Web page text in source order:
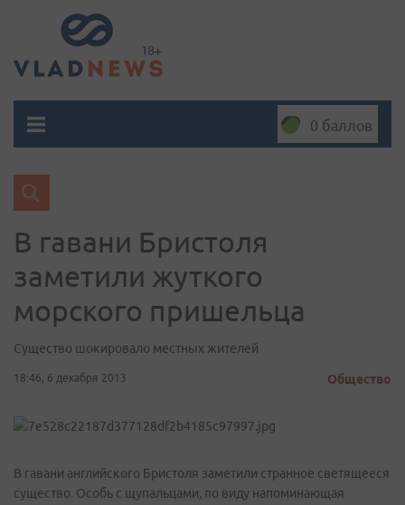
0 баллов
В гавани Бристоля
заметили жуткого
морского пришельца
Существо шокировало местных жителей
18:46, 6 декабря 2013 Общество
В гавани английского Бристоля заметили странное светящееся
существо. Особь с щупальцами, по виду напоминающая